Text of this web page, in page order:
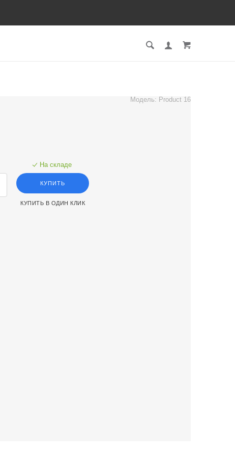
Модель: Product 16
На складе
КУПИТЬ
КУПИТЬ В ОДИН КЛИК